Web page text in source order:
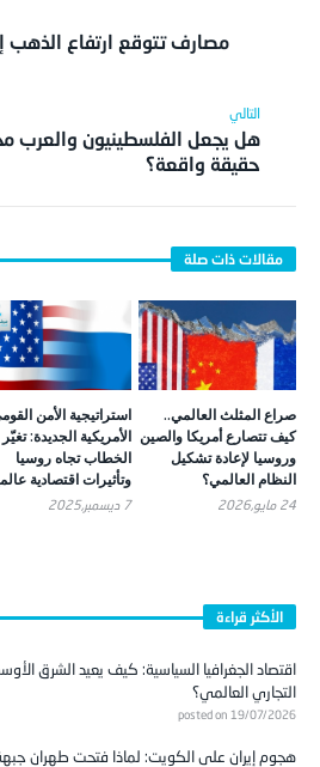
هل يجعل الفلسطينيون والعرب
حقيقة واقعة؟
صراع المثلث العالمي..
كيف تتصارع أمريكا والصين
وروسيا لإعادة تشكيل
النظام العالمي؟
24 مايو,2026
استراتيجية الأمن
الأمريكية الجديدة:
الخطاب تجاه روسيا
وتأثيرات اقتصادية
7 ديسمبر,2025
الأكثر قراءة
اقتصاد الجغرافيا السياسية: كيف يعيد الشرق
التجاري العالمي؟
posted on 19/07/2026
هجوم إيران على الكويت: لماذا فتحت طهران جبهة